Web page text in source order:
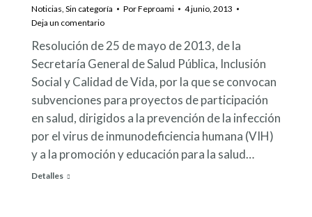
Noticias, Sin categoría PorFeproami
4 junio, 2013
Deja un comentario
Resolución de 25 de mayo de 2013, de la
Secretaría General de Salud Pública, Inclusión
Social y Calidad de Vida, por la que se convocan
subvenciones para proyectos de participación
en salud, dirigidos a la prevención de la infección
por el virus de inmunodeficiencia humana (VIH)
y a la promoción y educación para la salud…
Detalles